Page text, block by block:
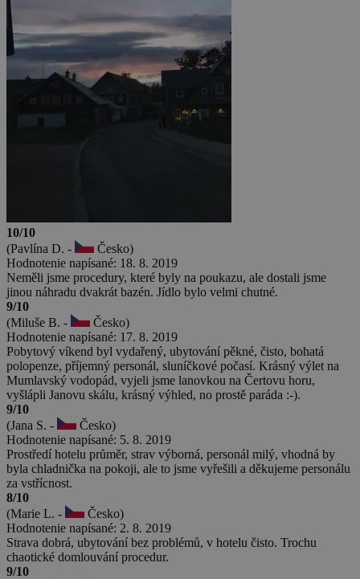
10/10
(Pavlína D. -
Česko)
Hodnotenie napísané: 18. 8. 2019
Neměli jsme procedury, které byly na poukazu, ale dostali jsme
jinou náhradu dvakrát bazén. Jídlo bylo velmi chutné.
9/10
(Miluše B. -
Česko)
Hodnotenie napísané: 17. 8. 2019
Pobytový víkend byl vydařený, ubytování pěkné, čisto, bohatá
polopenze, příjemný personál, sluníčkové počasí. Krásný výlet na
Mumlavský vodopád, vyjeli jsme lanovkou na Čertovu horu,
vyšlápli Janovu skálu, krásný výhled, no prostě paráda :-).
9/10
(Jana S. -
Česko)
Hodnotenie napísané: 5. 8. 2019
Prostředí hotelu průměr, strav výborná, personál milý, vhodná by
byla chladnička na pokoji, ale to jsme vyřešili a děkujeme personálu
za vstřícnost.
8/10
(Marie L. -
Česko)
Hodnotenie napísané: 2. 8. 2019
Strava dobrá, ubytování bez problémů, v hotelu čisto. Trochu
chaotické domlouvání procedur.
9/10